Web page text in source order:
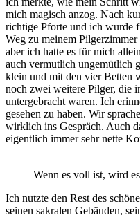
mich magisch anzog. Nach
richtige Pforte und ich wurde
Weg zu meinem
aber ich hatte es für mich
auch vermutlich ungemütlich
klein und mit den vier Betten
noch zwei weitere Pilger, die
untergebracht waren. Ich
gesehen zu haben. Wir
wirklich ins Gespräch. Auch
eigentlich immer sehr nette
Wenn es voll ist, wird
Ich nutzte den Rest des
seinen sakralen Gebäuden,